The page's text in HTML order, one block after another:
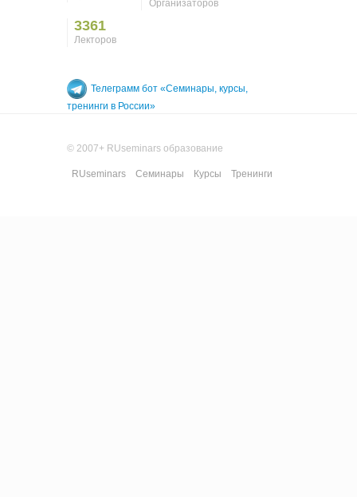
Организаторов
3361
Лекторов
Телеграмм бот «Семинары, курсы,
тренинги в России»
© 2007+ RUseminars образование
RUseminars Семинары Курсы Тренинги